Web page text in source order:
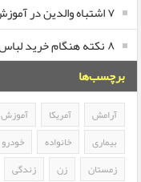
۷ اشتباه والدین در آموزش مسائل مالی به کودکان
۸ نکته هنگام خرید لباس
برچسب‌ها
آرامش آمریکا آموزش
بیماری
خانواده خودرو
زمستان
زن زندگی